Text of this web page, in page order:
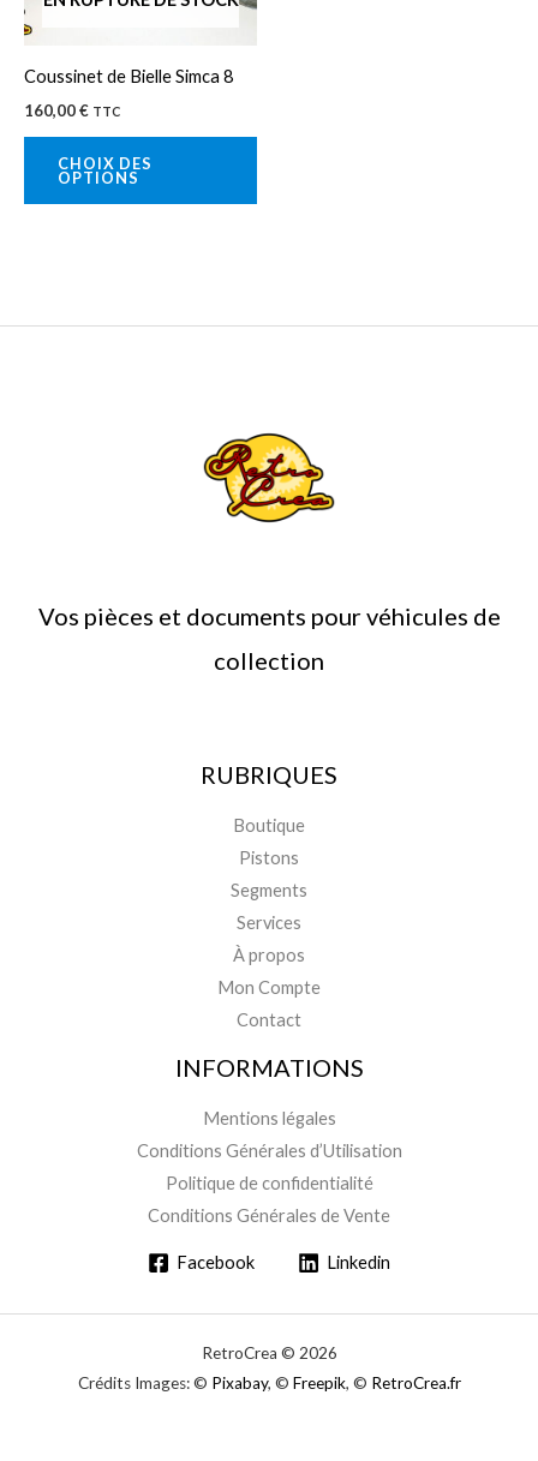
Coussinet de Bielle Simca 8
160,00€ TTC
CHOIX DES
OPTIONS
Vos pièces et documents pour véhicules de
collection
RUBRIQUES
Boutique
Pistons
Segments
Services
À propos
Mon Compte
Contact
INFORMATIONS
Mentions légales
Conditions Générales d’Utilisation
Politique de confidentialité
Conditions Générales de Vente
Facebook Linkedin
RetroCrea © 2026
Crédits Images: © Pixabay, © Freepik, © RetroCrea.fr